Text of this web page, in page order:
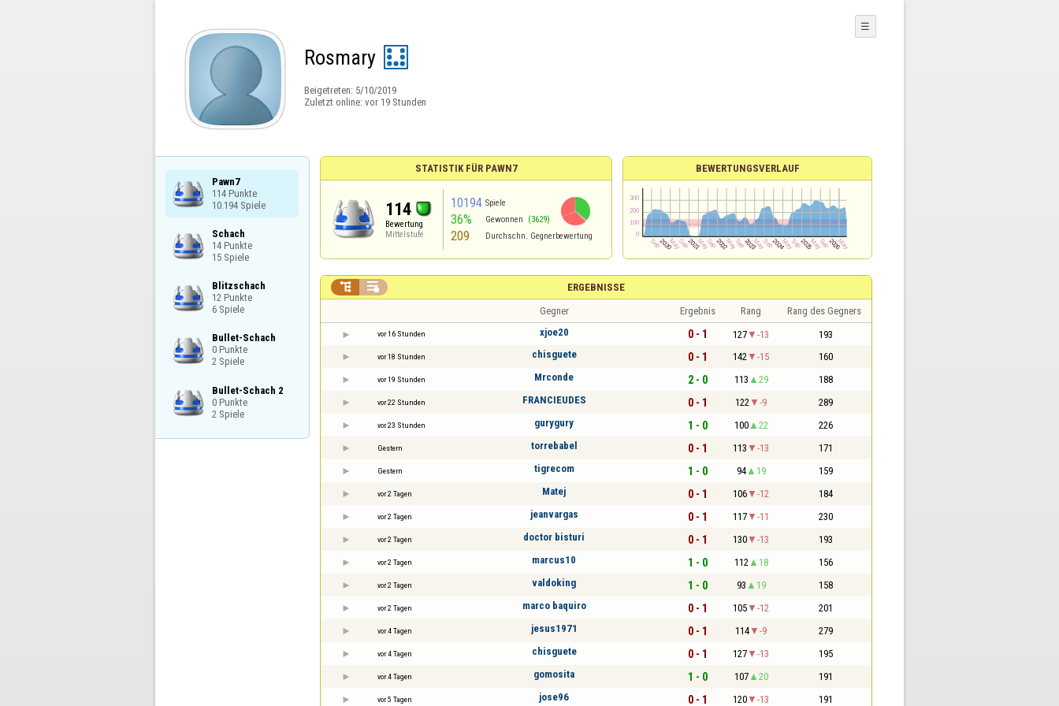
Rosmary
Beigetreten: 5/10/2019
Zuletzt online: vor 19 Stunden
☰
Pawn7
114 Punkte
10.194 Spiele
Schach
14 Punkte
15 Spiele
Blitzschach
12 Punkte
6 Spiele
Bullet-Schach
0 Punkte
2 Spiele
Bullet-Schach 2
0 Punkte
2 Spiele
STATISTIK FÜR PAWN7
114
Bewertung
Mittelstufe
10194 Spiele
36% Gewonnen (3629)
209 Durchschn. Gegnerbewertung
BEWERTUNGSVERLAUF
ERGEBNISSE
 
Gegner Ergebnis Rang Rang des Gegners
vor 16 Stunden xjoe20 0 - 1 127 -13 193
vor 18 Stunden chisguete 0 - 1 142 -15 160
vor 19 Stunden Mrconde 2 - 0 113 29 188
vor 22 Stunden FRANCIEUDES 0 - 1 122 -9 289
vor 23 Stunden gurygury 1 - 0 100 22 226
Gestern torrebabel 0 - 1 113 -13 171
Gestern tigrecom 1 - 0 94 19 159
vor 2 Tagen Matej 0 - 1 106 -12 184
vor 2 Tagen jeanvargas 0 - 1 117 -11 230
vor 2 Tagen doctor bisturi 0 - 1 130 -13 193
vor 2 Tagen marcus10 1 - 0 112 18 156
vor 2 Tagen valdoking 1 - 0 93 19 158
vor 2 Tagen marco baquiro 0 - 1 105 -12 201
vor 4 Tagen jesus1971 0 - 1 114 -9 279
vor 4 Tagen chisguete 0 - 1 127 -13 195
vor 4 Tagen gomosita 1 - 0 107 20 191
vor 5 Tagen jose96 0 - 1 120 -13 191